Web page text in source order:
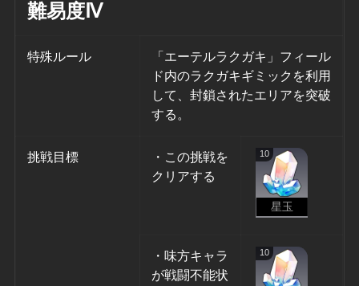
難易度Ⅳ
特殊ルール
「エーテルラクガキ」フィール
ド内のラクガキギミックを利用
して、封鎖されたエリアを突破
する。
挑戦目標
・この挑戦を
クリアする
10
星玉
・味方キャラ
が戦闘不能状
10